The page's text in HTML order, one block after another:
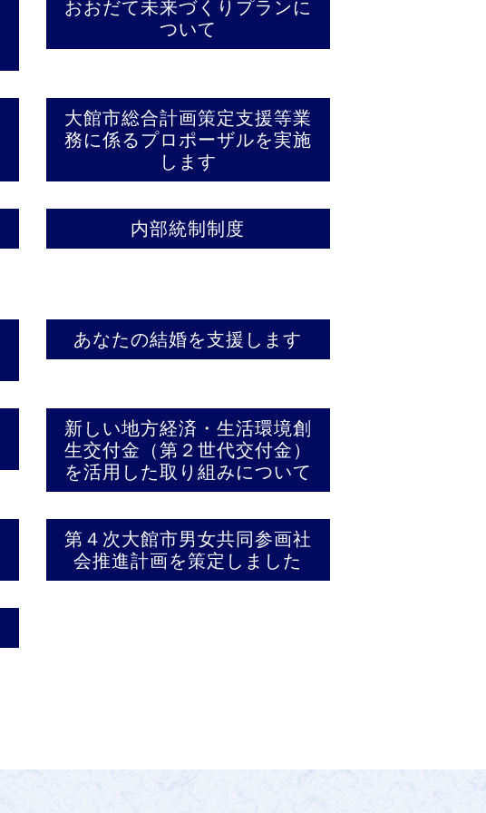
おおだて未来づくりプランに
ついて
大館市総合計画策定支援等業
務に係るプロポーザルを実施
します
内部統制制度
あなたの結婚を支援します
新しい地方経済・生活環境創
生交付金（第２世代交付金）
を活用した取り組みについて
第４次大館市男女共同参画社
会推進計画を策定しました